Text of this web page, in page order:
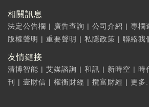
相關訊息
法定公告欄 | 廣告查詢 | 公司介紹 | 專欄
版權聲明 | 重要聲明 | 私隱政策 | 聯絡我
友情鏈接
清博智能 | 艾媒諮詢 | 和訊 | 新時空 | 時
刊
| 壹財信 | 權衡財經 | 攬富財經 | 更多